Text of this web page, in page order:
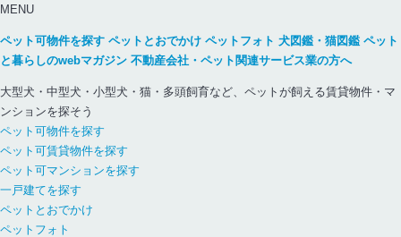
MENU
ペット可物件を探す ペットとおでかけ ペットフォト 犬図鑑・猫図鑑 ペット
と暮らしのwebマガジン 不動産会社・ペット関連サービス業の方へ
大型犬・中型犬・小型犬・猫・多頭飼育など、ペットが飼える賃貸物件・マ
ンションを探そう
ペット可物件を探す
ペット可賃貸物件を探す
ペット可マンションを探す
一戸建てを探す
ペットとおでかけ
ペットフォト